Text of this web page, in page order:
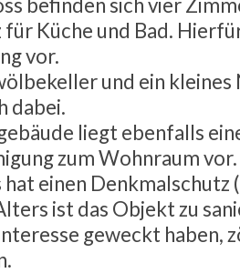
befinden sich vier
für Küche und Bad.
vor.
und ein
dabei.
liegt ebenfalls
zum Wohnraum vor.
hat einen Denkmalschutz
ist das Objekt zu
geweckt haben,